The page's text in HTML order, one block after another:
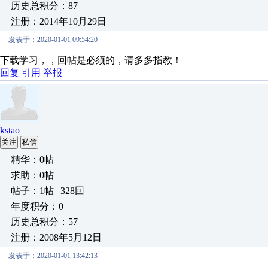
历史总积分：87
注册：2014年10月29日
发表于：2020-01-01 09:54:20
下载学习，，回帖是必须的，请多多指教！
回复 引用 举报
kstao
关注 私信
精华：0帖
求助：0帖
帖子：1帖 | 328回
年度积分：0
历史总积分：57
注册：2008年5月12日
发表于：2020-01-01 13:42:13